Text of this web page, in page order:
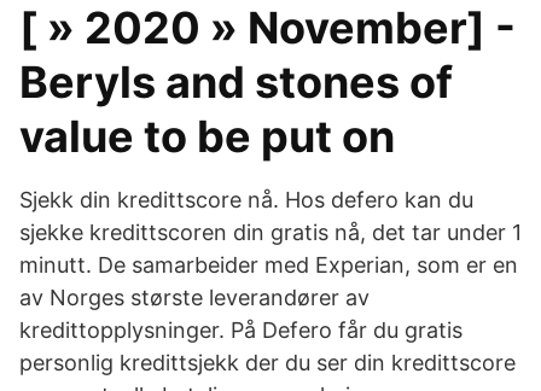
[ » 2020 » November] -
Beryls and stones of
value to be put on
Sjekk din kredittscore nå. Hos defero kan du
sjekke kredittscoren din gratis nå, det tar under 1
minutt. De samarbeider med Experian, som er en
av Norges største leverandører av
kredittopplysninger. På Defero får du gratis
personlig kredittsjekk der du ser din kredittscore